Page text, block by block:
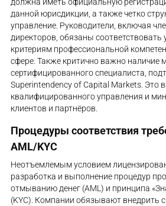
должна иметь официальную
данной юрисдикции, а также четко
управление. Руководители, включая
директоров, обязаны
критериям профессиональной
сфере. Также критично важно наличие
сертифицированного специалиста,
Superintendency of Capital Markets. Это
квалифицированного управления и
клиентов и партнёров.
Процедуры соответствия
AML/KYC
Неотъемлемым условием
разработка и выполнение процедур
отмыванию денег (AML) и принципа
(KYC). Компании обязывают внедрить